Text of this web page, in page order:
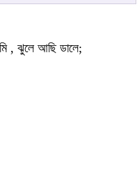
, ঝুলে আছি ডালে;